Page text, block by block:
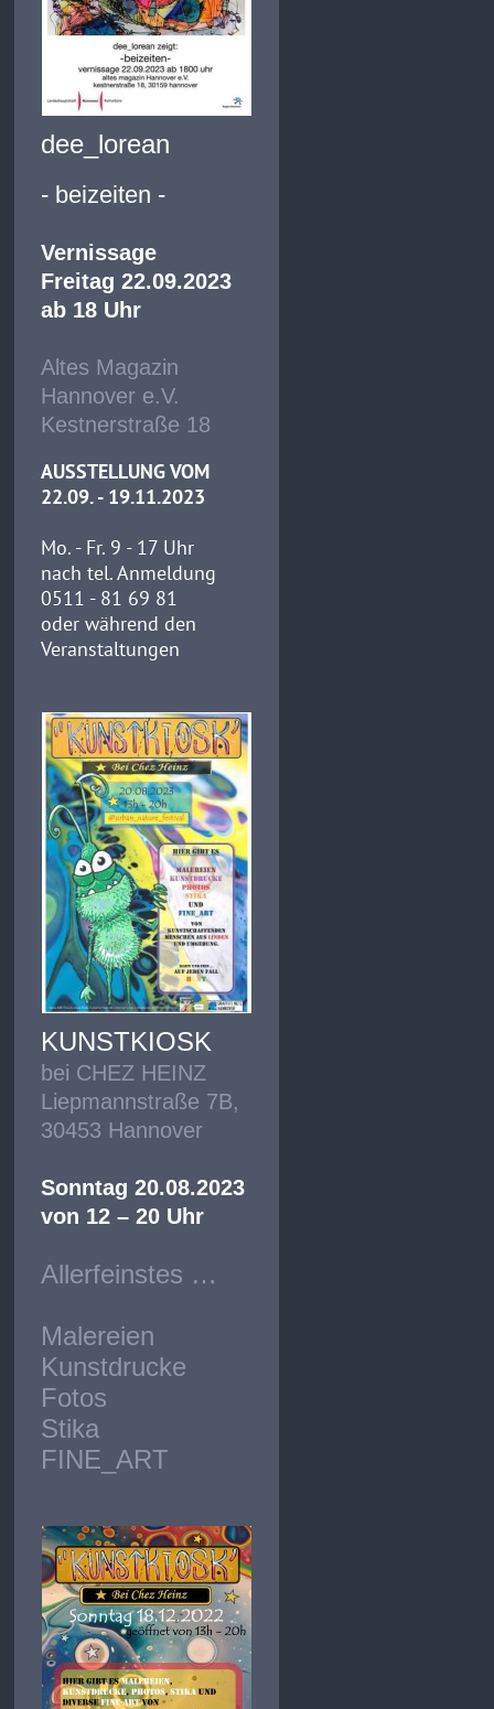
dee_lorean
- beizeiten -
Vernissage
Freitag 22.09.2023
ab 18 Uhr
Altes Magazin
Hannover e.V.
Kestnerstraße 18
AUSSTELLUNG VOM
22.09. - 19.11.2023
Mo. - Fr. 9 - 17 Uhr
nach tel. Anmeldung
0511 - 81 69 81
oder während den
Veranstaltungen
KUNSTKIOSK
bei CHEZ HEINZ
Liepmannstraße 7B,
30453 Hannover
Sonntag 20.08.2023
von 12 – 20 Uhr
Allerfeinstes …
Malereien
Kunstdrucke
Fotos
Stika
FINE_ART